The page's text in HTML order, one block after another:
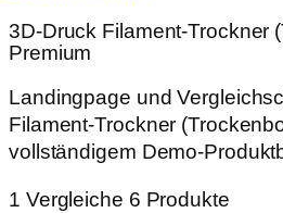
3D‑Druck Filament‑Trockner
Premium
Landingpage und
Filament‑Trockner
vollständigem Demo-
1 Vergleiche 6 Produkte